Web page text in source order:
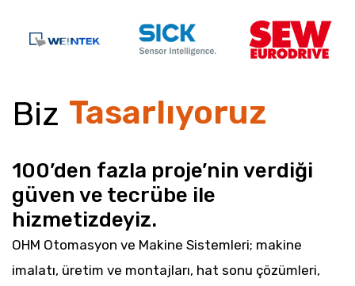
Biz
Geliştiriyoruz
Çalışıyoruz
Tasarlıyoruz
100’den fazla proje’nin verdiği
güven ve tecrübe ile
hizmetizdeyiz.
OHM Otomasyon ve Makine Sistemleri; makine
imalatı, üretim ve montajları, hat sonu çözümleri,